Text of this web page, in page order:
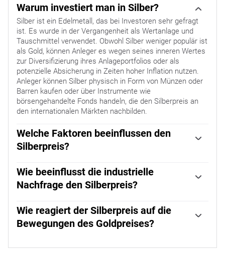
Warum investiert man in Silber?
Silber ist ein Edelmetall, das bei Investoren sehr gefragt
ist. Es wurde in der Vergangenheit als Wertanlage und
Tauschmittel verwendet. Obwohl Silber weniger populär ist
als Gold, können Anleger es wegen seines inneren Wertes
zur Diversifizierung ihres Anlageportfolios oder als
potenzielle Absicherung in Zeiten hoher Inflation nutzen.
Anleger können Silber physisch in Form von Münzen oder
Barren kaufen oder über Instrumente wie
börsengehandelte Fonds handeln, die den Silberpreis an
den internationalen Märkten nachbilden.
Welche Faktoren beeinflussen den
Silberpreis?
beeinflusst werden.Geopolitische Instabilität oder die
Angst vor einer tiefen Rezession können den Silberpreis
aufgrund seines Status als sicherer Hafen in die Höhe
Vermögenswert ohne Zinsen steigt der Silberpreis
tendenziell, wenn die Zinssätze sinken. Seine Bewegungen
hängen auch von der Entwicklung des US-Dollars (USD)
beeinflusst werden kann. Ein starker Dollar hält den
Wie beeinflusst die industrielle
Nachfrage den Silberpreis?
in Bereichen wie Elektronik und Solarenergie, wo es eine
der höchsten elektrischen Leitfähigkeiten aller Metalle
aufweist - höher als die von Kupfer und Gold. Ein Anstieg
ein Rückgang tendenziell zu niedrigeren Preisen führt. Die
Wie reagiert der Silberpreis auf die
Bewegungen des Goldpreises?
Goldpreises. Wenn der Goldpreis steigt, folgt der